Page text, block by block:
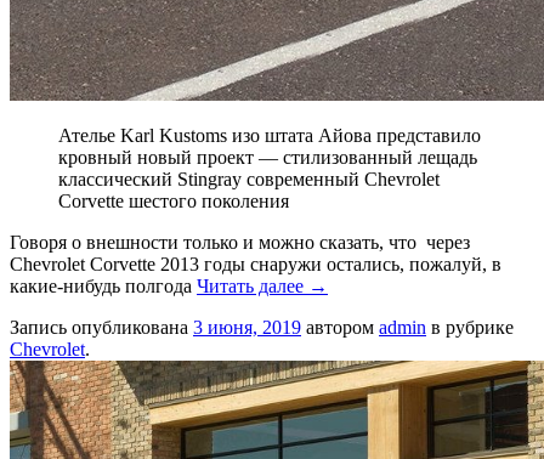
Ателье Karl Kustoms изо штата Айова представило
кровный новый проект — стилизованный лещадь
классический Stingray современный Chevrolet
Corvette шестого поколения
Говоря о внешности только и можно сказать, что через
Chevrolet Corvette 2013 годы снаружи остались, пожалуй, в
какие-нибудь полгода Читать далее →
Запись опубликована 3 июня, 2019 автором admin в рубрике
Chevrolet.